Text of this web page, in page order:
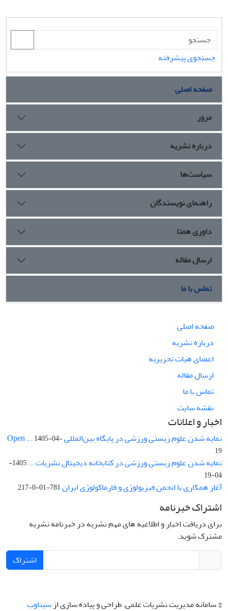
جستجوی پیشرفته
صفحه اصلی
مرور
درباره نشریه
سیاست‌ها
راهنمای نویسندگان
داوری همتا
ارسال مقاله
تماس با ما
صفحه اصلی
درباره نشریه
اعضای هیات تحریریه
ارسال مقاله
تماس با ما
نقشه سایت
اخبار و اعلانات
نمایه شدن علوم زیستی ورزشی در پایگاه بین‌المللی Open ...1405-04-
19
نمایه شدن علوم زیستی ورزشی در کتابخانه دیجیتال نشریات ...
1405-
04-19
آغاز همکاری با انجمن فیزیولوژی و فارماکولوژی ایران781-01-0-217
اشتراک خبرنامه
برای دریافت اخبار و اطلاعیه های مهم نشریه در خبرنامه نشریه
مشترک شوید.
اشتراک
© سامانه مدیریت نشریات علمی.طراحی و پیاده سازی از سیناوب